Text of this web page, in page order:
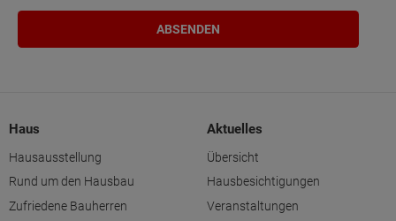
Haus
Hausausstellung
Rund um den Hausbau
Zufriedene Bauherren
Aktuelles
Übersicht
Hausbesichtigungen
Veranstaltungen